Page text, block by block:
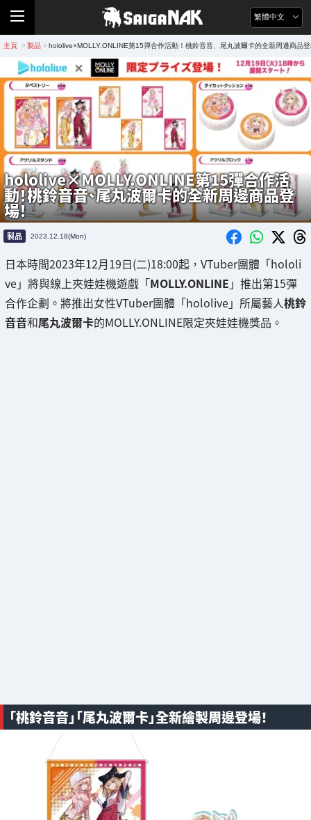
繁體中文
主頁 > 製品 > hololive×MOLLY.ONLINE第15彈合作活動！桃鈴音音、尾丸波爾卡的全新周邊商品
hololive×MOLLY.ONLINE第15彈合作活
動！桃鈴音音、尾丸波爾卡的全新周邊商品登
場！
製品 2023.12.18(Mon)
日本時間2023年12月19日(二)18:00起，VTuber團體「hololi
ve」將與線上夾娃娃機遊戲「MOLLY.ONLINE 」推出第15彈
合作企劃。將推出女性VTuber團體「hololive」所屬藝人桃鈴
音音和尾丸波爾卡的MOLLY.ONLINE限定夾娃娃機獎品。
「桃鈴音音」「尾丸波爾卡」全新繪製周邊登場！